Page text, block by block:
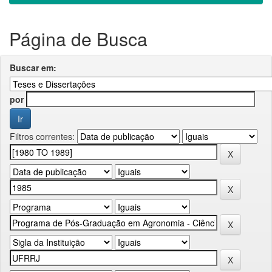
Página de Busca
Buscar em:
por
Filtros correntes: